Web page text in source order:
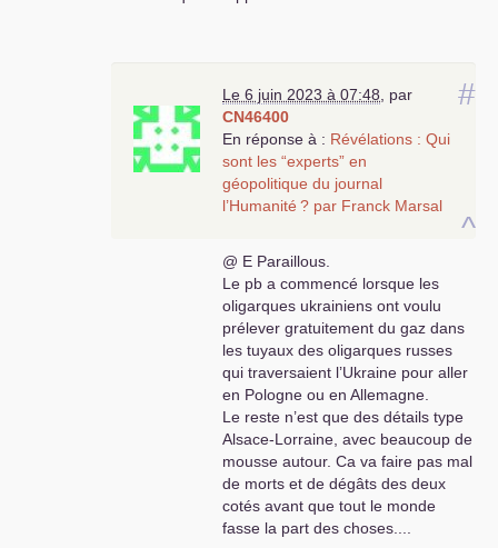
Pour moi c’est clair je suis en
peuple qui poursuit cette lutte qui
n’a jamais cessé depuis la fin de la
seconde guerre mondiale ,
n’oublions pas que les Etats-Unis
millions de morts dans toutes les
guerres menées depuis 1945 . La
France a une amitié historique avec
la Russie depuis 39/45, rappelons-
nous entre autre Normandie-
Niemen... et bien sûr aussi nos
résistants de l’ombre contre
l’horreur nazie ....Les dirigeants
russes et chinois sont des
visionnaires historiques alors que
les dirigeants européens et
étatsuniens sont des fieffés
menteurs et des aventuriers du fric
#
^
Le 6 juin 2023 à 07:48
par
CN46400
En réponse à : Révélations : Qui
sont les “experts” en
géopolitique du journal
l’Humanité ? par Franck Marsal
@ E Paraillous.
Le pb a commencé lorsque les
oligarques ukrainiens ont voulu
prélever gratuitement du gaz dans
les tuyaux des oligarques russes
qui traversaient l’Ukraine pour aller
en Pologne ou en Allemagne.
Le reste n’est que des détails type
Alsace-Lorraine, avec beaucoup de
mousse autour. Ca va faire pas mal
de morts et de dégâts des deux
cotés avant que tout le monde
fasse la part des choses....